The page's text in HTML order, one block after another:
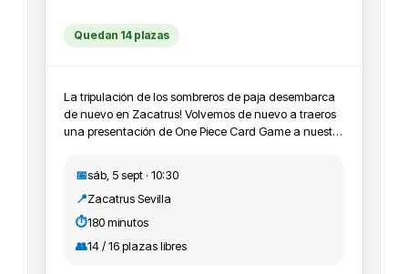
Quedan 14 plazas
La tripulación de los sombreros de paja desembarca
de nuevo en Zacatrus! Volvemos de nuevo a traeros
una presentación de One Piece Card Game a nuestra
nosotros. ¡Te esperamos Nakama!
IMPORTANTE:Recordamos que todos los eventos de
One Piece Card Game deben estar registrados en
participantes que se apunten crearse cuenta y
📅sáb, 5 sept · 10:30
📍Zacatrus Sevilla
⏱️180 minutos
👥14 / 16 plazas libres